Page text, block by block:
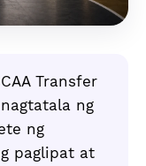
Transfer
ng
ng
paglipat at